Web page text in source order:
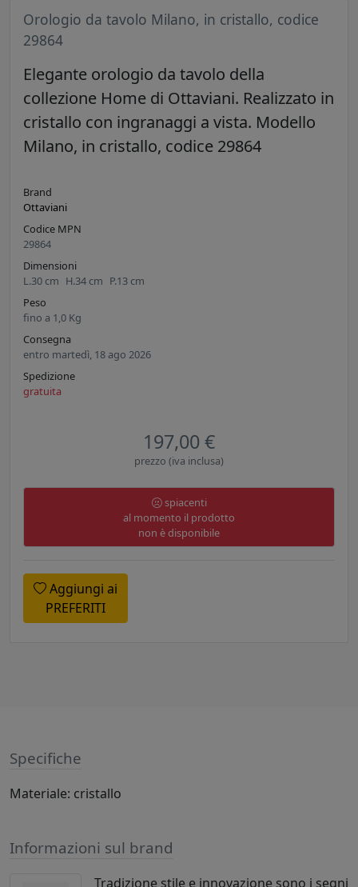
Orologio da tavolo Milano, in cristallo, codice
29864
Elegante orologio da tavolo della
collezione Home di Ottaviani. Realizzato in
cristallo con ingranaggi a vista. Modello
Milano, in cristallo, codice 29864
Brand
Ottaviani
Codice MPN
29864
Dimensioni
L.30 cm H.34 cm P.13 cm
Peso
fino a 1,0 Kg
Consegna
entro martedì, 18 ago 2026
Spedizione
gratuita
197,00 €
prezzo (iva inclusa)
spiacenti
al momento il prodotto
non è disponibile
Aggiungi ai
PREFERITI
Specifiche
Materiale: cristallo
Informazioni sul brand
Tradizione stile e innovazione sono i segni